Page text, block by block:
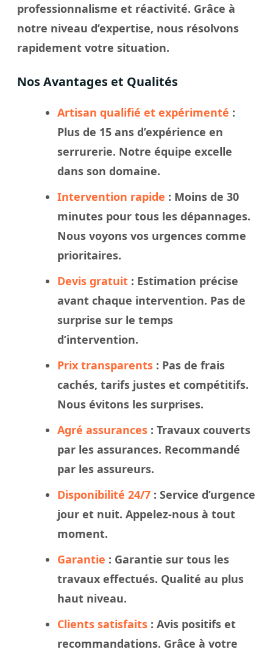
professionnalisme et réactivité. Grâce à
notre niveau d’expertise, nous résolvons
rapidement votre situation.
Nos Avantages et Qualités
Artisan qualifié et expérimenté :
Plus de 15 ans d’expérience en
serrurerie. Notre équipe excelle
dans son domaine.
Intervention rapide : Moins de 30
minutes pour tous les dépannages.
Nous voyons vos urgences comme
prioritaires.
Devis gratuit : Estimation précise
avant chaque intervention. Pas de
surprise sur le temps
d’intervention.
Prix transparents : Pas de frais
cachés, tarifs justes et compétitifs.
Nous évitons les surprises.
Agré assurances : Travaux couverts
par les assurances. Recommandé
par les assureurs.
Disponibilité 24/7 : Service d’urgence
jour et nuit. Appelez-nous à tout
moment.
Garantie : Garantie sur tous les
travaux effectués. Qualité au plus
haut niveau.
Clients satisfaits : Avis positifs et
recommandations. Grâce à votre